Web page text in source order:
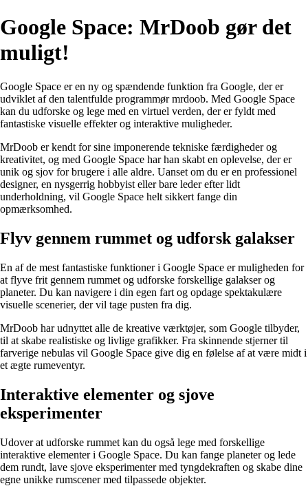
Google Space: MrDoob gør det
muligt!
Google Space er en ny og spændende funktion fra Google, der er
udviklet af den talentfulde programmør mrdoob. Med Google Space
kan du udforske og lege med en virtuel verden, der er fyldt med
fantastiske visuelle effekter og interaktive muligheder.
MrDoob er kendt for sine imponerende tekniske færdigheder og
kreativitet, og med Google Space har han skabt en oplevelse, der er
unik og sjov for brugere i alle aldre. Uanset om du er en professionel
designer, en nysgerrig hobbyist eller bare leder efter lidt
underholdning, vil Google Space helt sikkert fange din
opmærksomhed.
Flyv gennem rummet og udforsk galakser
En af de mest fantastiske funktioner i Google Space er muligheden for
at flyve frit gennem rummet og udforske forskellige galakser og
planeter. Du kan navigere i din egen fart og opdage spektakulære
visuelle scenerier, der vil tage pusten fra dig.
MrDoob har udnyttet alle de kreative værktøjer, som Google tilbyder,
til at skabe realistiske og livlige grafikker. Fra skinnende stjerner til
farverige nebulas vil Google Space give dig en følelse af at være midt i
et ægte rumeventyr.
Interaktive elementer og sjove
eksperimenter
Udover at udforske rummet kan du også lege med forskellige
interaktive elementer i Google Space. Du kan fange planeter og lede
dem rundt, lave sjove eksperimenter med tyngdekraften og skabe dine
egne unikke rumscener med tilpassede objekter.